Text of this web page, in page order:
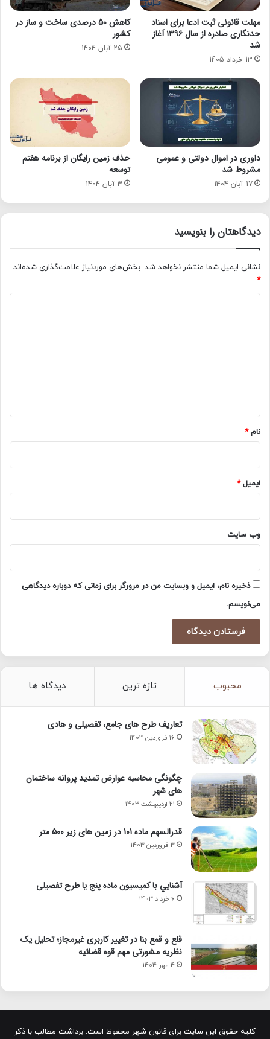
مهلت قانونی ثبت ادعا برای اسناد
حدنگاری صادره از سال ۱۳۹۶ آغاز
شد
13 خرداد 1405
کاهش 50 درصدی ساخت و ساز در
کشور
25 آبان 1404
داوری در اموال دولتی و عمومی
مشروط شد
17 آبان 1404
حذف زمین رایگان از برنامه هفتم
توسعه
3 آبان 1404
دیدگاهتان را بنویسید
نشانی ایمیل شما منتشر نخواهد شد. بخش‌های موردنیاز علامت‌گذاری شده‌اند
*
نام*
ایمیل*
وب‌ سایت
ذخیره نام، ایمیل و وبسایت من در مرورگر برای زمانی که دوباره دیدگاهی
می‌نویسم.
محبوب تازه ترین دیدگاه ها
تعاریف طرح های جامع، تفصیلی و هادی
16 فروردین 1403
چگونگی محاسبه عوارض تمدید پروانه ساختمان
های شهر
21 اردیبهشت 1403
قدرالسهم ماده 101 در زمین های زیر 500 متر
3 فروردین 1403
آشنايي با كميسيون ماده پنج یا طرح تفصیلی
6 خرداد 1403
قلع و قمع بنا در تغییر کاربری غیرمجاز؛ تحلیل یک
نظریه مشورتی مهم قوه قضائیه
4 مهر 1404
کلیه حقوق این سایت برای قانون شهر محفوظ است. برداشت مطالب با ذکر